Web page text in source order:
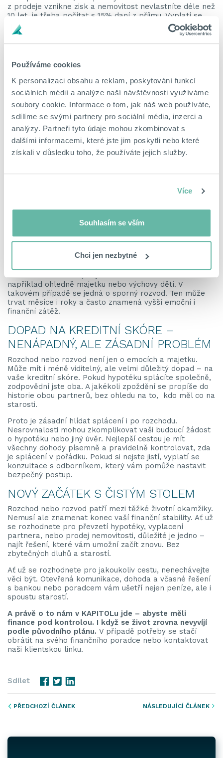
Používáme cookies
K personalizaci obsahu a reklam, poskytování funkcí
sociálních médií a analýze naší návštěvnosti využíváme
soubory cookie. Informace o tom, jak náš web používáte,
sdílíme se svými partnery pro sociální média, inzerci a
analýzy. Partneři tyto údaje mohou zkombinovat s
dalšími informacemi, které jste jim poskytli nebo které
získali v důsledku toho, že používáte jejich služby.
Více
Souhlasím se vším
Chci jen nezbytné
z prodeje vznikne zisk a nemovitost nevlastníte déle než
10 let, je třeba počítat s 15% daní z příjmu. Vyplatí se
proto dopředu promyslet, kolik vám po splacení
hypotéky a odvedení případné daně skutečně zůstane.
VYROVNÁNÍ
Při rozchodu nebo rozvodu se snadno stane, že každý
vidí hodnotu nemovitosti trochu jinak. Proto je dobré
vycházet z reálné tržní ceny, nejlépe potvrzené
nezávislým odhadem. Ten poskytne pevný základ pro
férové vyrovnání.
Důležité je také nezapomenout na výdaje, které během
vztahu do nemovitosti padly – ať už jde o splátky
hypotéky, nebo třeba rekonstrukci a vybavení. Vše, co
dokážou dohodnout na péči o děti, rozdělení majetku i
společných závazcích, jde o takzvaný nesporný rozvod.
Ten bývá rychlejší, levnější a přináší méně stresu.
Jiná situace nastává, když dohoda není možná –
například ohledně majetku nebo výchovy dětí. V
takovém případě se jedná o sporný rozvod. Ten může
trvat měsíce i roky a často znamená vyšší emoční i
finanční zátěž.
DOPAD NA KREDITNÍ SKÓRE –
NENÁPADNÝ, ALE ZÁSADNÍ PROBLÉM
Rozchod nebo rozvod není jen o emocích a majetku.
Může mít i méně viditelný, ale velmi důležitý dopad – na
vaše kreditní skóre. Pokud hypotéku splácíte společně,
zodpovědní jste oba. A jakékoli zpoždění se propíše do
historie obou partnerů, bez ohledu na to, kdo měl co na
starosti.
Proto je zásadní hlídat splácení i po rozchodu.
Nesrovnalosti mohou zkomplikovat vaši budoucí žádost
o hypotéku nebo jiný úvěr. Nejlepší cestou je mít
všechny dohody písemně a pravidelně kontrolovat, zda
je splácení v pořádku. Pokud si nejste jistí, vyplatí se
konzultace s odborníkem, který vám pomůže nastavit
bezpečný postup.
NOVÝ ZAČÁTEK S ČISTÝM STOLEM
Rozchod nebo rozvod patří mezi těžké životní okamžiky.
Nemusí ale znamenat konec vaší finanční stability. Ať už
se rozhodnete pro převzetí hypotéky, vyplacení
partnera, nebo prodej nemovitosti, důležité je jedno –
najít řešení, které vám umožní začít znovu. Bez
zbytečných dluhů a starostí.
Ať už se rozhodnete pro jakoukoliv cestu, nenechávejte
věci být. Otevřená komunikace, dohoda a včasné řešení
s bankou nebo poradcem vám ušetří nejen peníze, ale i
spoustu starostí.
A právě o to nám v KAPITOLu jde – abyste měli
finance pod kontrolou. I když se život zrovna nevyvíjí
podle původního plánu. V případě potřeby se stačí
obrátit na svého finančního poradce nebo kontaktovat
naši klientskou linku.
Sdílet
PŘEDCHOZÍ ČLÁNEK NÁSLEDUJÍCÍ ČLÁNEK